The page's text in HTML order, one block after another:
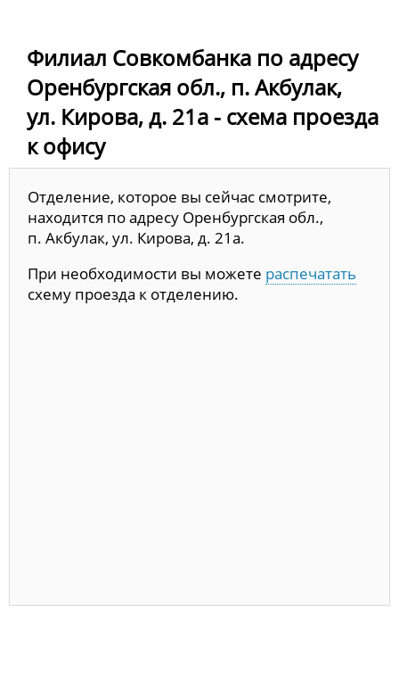
Филиал Совкомбанка по адресу
Оренбургская обл., п. Акбулак,
ул. Кирова, д. 21а - схема проезда
к офису
Отделение, которое вы сейчас смотрите,
находится по адресу Оренбургская обл.,
п. Акбулак, ул. Кирова, д. 21а.
При необходимости вы можете распечатать
схему проезда к отделению.